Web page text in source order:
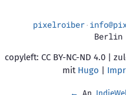
pixelroiber·
Berlin
copyleft: CC BY-NC-ND 4.0 |
mit Hugo